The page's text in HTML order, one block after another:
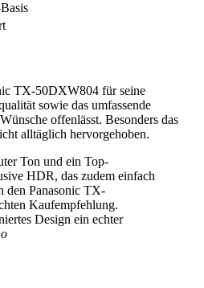
TX-50DXW804 für seine
sowie das umfassende
offenlässt. Besonders das
alltäglich hervorgehoben.
Ton und ein Top-
HDR, das zudem einfach
den Panasonic TX-
Kaufempfehlung.
Design ein echter